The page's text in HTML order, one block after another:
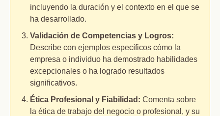
incluyendo la duración y el contexto en el que se
ha desarrollado.
Validación de Competencias y Logros:
Describe con ejemplos específicos cómo la
empresa o individuo ha demostrado habilidades
excepcionales o ha logrado resultados
significativos.
Ética Profesional y Fiabilidad: Comenta sobre
la ética de trabajo del negocio o profesional, y su